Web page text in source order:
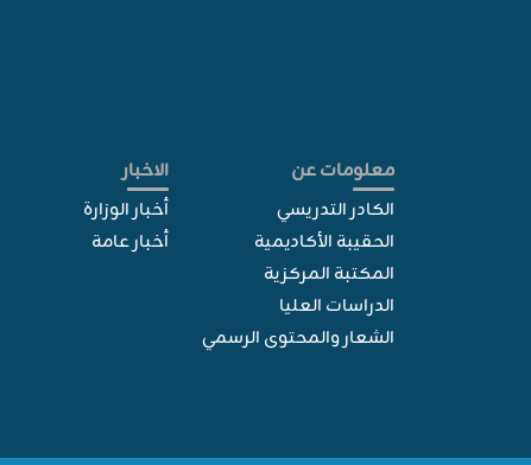
معلومات عن
الكادر التدريسي
الحقيبة الأكاديمية
المكتبة المركزية
الدراسات العليا
الشعار والمحتوى الرسمي
الاخبار
أخبار الوزارة
أخبار عامة